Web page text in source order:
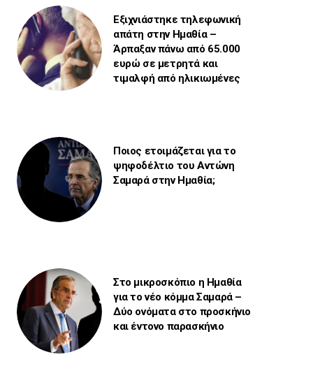
Εξιχνιάστηκε τηλεφωνική
απάτη στην Ημαθία –
Άρπαξαν πάνω από 65.000
ευρώ σε μετρητά και
τιμαλφή από ηλικιωμένες
Ποιος ετοιμάζεται για το
ψηφοδέλτιο του Αντώνη
Σαμαρά στην Ημαθία;
Στο μικροσκόπιο η Ημαθία
για το νέο κόμμα Σαμαρά –
Δύο ονόματα στο προσκήνιο
και έντονο παρασκήνιο